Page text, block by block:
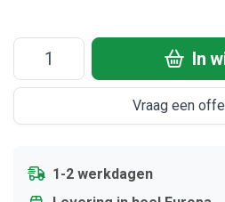
In
Vraag een
1-2 werkdagen